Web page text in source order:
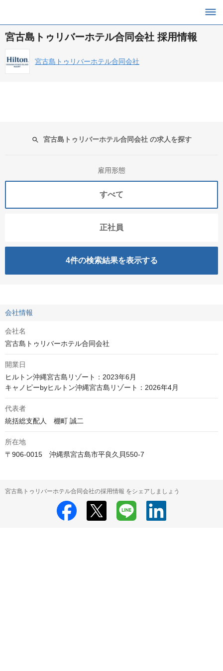
宮古島トゥリバーホテル合同会社 採用情報
宮古島トゥリバーホテル合同会社
宮古島トゥリバーホテル合同会社 の求人を探す
雇用形態
すべて
正社員
4件の検索結果を表示する
会社情報
会社名
宮古島トゥリバーホテル合同会社
開業日
ヒルトン沖縄宮古島リゾート：2023年6月
キャノピーbyヒルトン沖縄宮古島リゾート：2026年4月
代表者
統括総支配人　棚町 誠二
所在地
〒906-0015　沖縄県宮古島市平良久貝550-7
宮古島トゥリバーホテル合同会社の採用情報 をシェアしましょう